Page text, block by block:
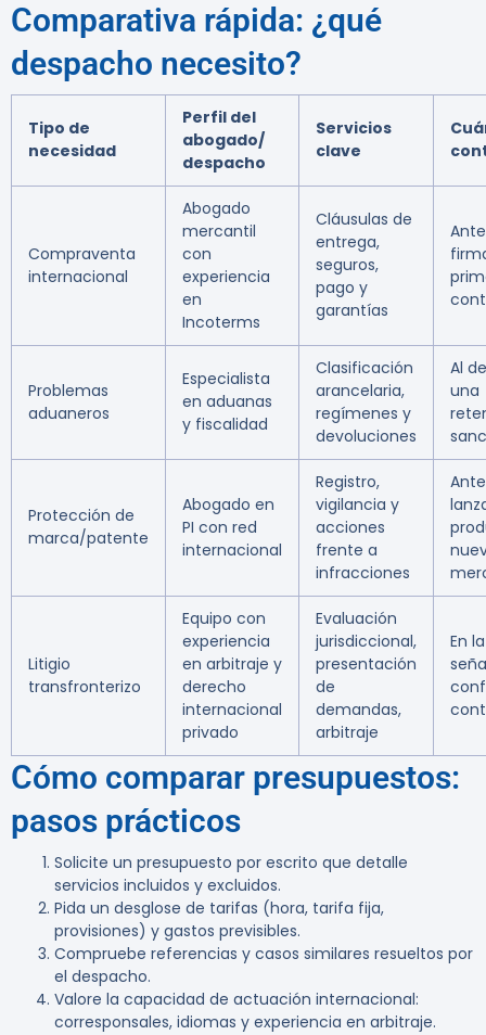
Comparativa rápida: ¿qué
despacho necesito?
Tipo de
necesidad
Perfil del
abogado/
despacho
Servicios
clave
Compraventa
internacional
Abogado
mercantil
con
experiencia
en
Incoterms
Cláusulas de
entrega,
seguros,
pago y
garantías
Problemas
aduaneros
Especialista
en aduanas
y fiscalidad
Clasificación
arancelaria,
regímenes y
devoluciones
Al
una
Protección de
marca/patente
Abogado en
PI con red
internacional
Registro,
vigilancia y
acciones
frente a
infracciones
Litigio
transfronterizo
Equipo con
experiencia
en arbitraje y
derecho
internacional
privado
Evaluación
jurisdiccional,
presentación
de
demandas,
arbitraje
En
Cómo comparar presupuestos:
pasos prácticos
Solicite un presupuesto por escrito que detalle
servicios incluidos y excluidos.
Pida un desglose de tarifas (hora, tarifa fija,
provisiones) y gastos previsibles.
Compruebe referencias y casos similares resueltos por
el despacho.
Valore la capacidad de actuación internacional:
corresponsales, idiomas y experiencia en arbitraje.